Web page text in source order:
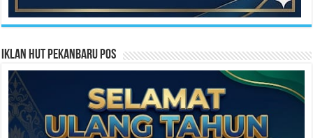
Iklan HUT Pekanbaru Pos